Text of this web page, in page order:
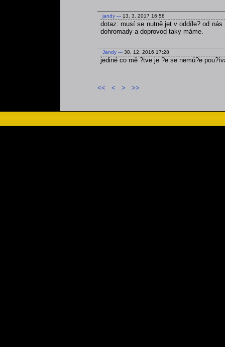
jandy --- 13. 3. 2017 16:58
dotaz: musí se nutně jet v oddíle? od
dohromady a doprovod taky máme.
Jandy --- 30. 12. 2016 17:28
jediné co mě ?tve je ?e se nemú?e
<< < > >>